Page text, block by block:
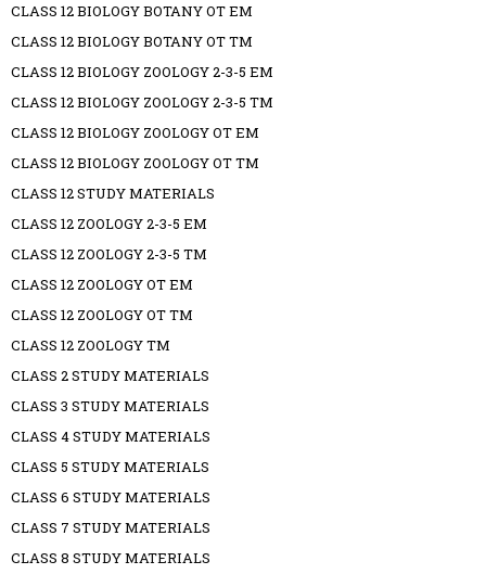
CLASS 12 BIOLOGY BOTANY OT EM
CLASS 12 BIOLOGY BOTANY OT TM
CLASS 12 BIOLOGY ZOOLOGY 2-3-5 EM
CLASS 12 BIOLOGY ZOOLOGY 2-3-5 TM
CLASS 12 BIOLOGY ZOOLOGY OT EM
CLASS 12 BIOLOGY ZOOLOGY OT TM
CLASS 12 STUDY MATERIALS
CLASS 12 ZOOLOGY 2-3-5 EM
CLASS 12 ZOOLOGY 2-3-5 TM
CLASS 12 ZOOLOGY OT EM
CLASS 12 ZOOLOGY OT TM
CLASS 12 ZOOLOGY TM
CLASS 2 STUDY MATERIALS
CLASS 3 STUDY MATERIALS
CLASS 4 STUDY MATERIALS
CLASS 5 STUDY MATERIALS
CLASS 6 STUDY MATERIALS
CLASS 7 STUDY MATERIALS
CLASS 8 STUDY MATERIALS